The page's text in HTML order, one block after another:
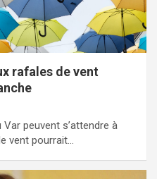
rafales de vent
peuvent s’attendre à
vent pourrait…